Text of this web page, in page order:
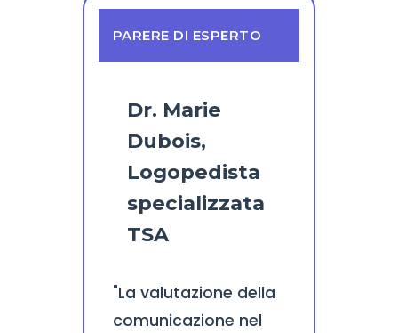
PARERE DI ESPERTO
Dr. Marie
Dubois,
Logopedista
specializzata
TSA
"La valutazione della
comunicazione nel